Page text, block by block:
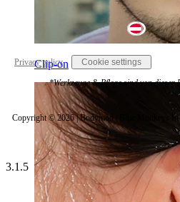
Clip-on
Austria
Privacy policy Cookie settings
*Werkzeuge & Pflege sind von dieser
Copyright © 2026 | Bodymod | Blue Monkeys In
3.1.5